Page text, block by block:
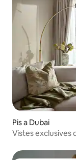
Pis a Dubai
Vistes exclusives